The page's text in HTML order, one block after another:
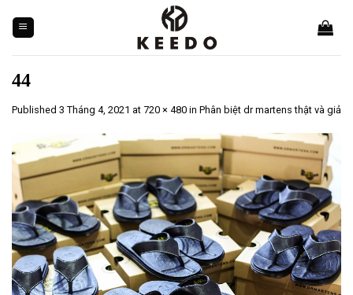
content
44
Published 3 Tháng 4, 2021 at 720 × 480 in Phân biệt dr martens thật và giả